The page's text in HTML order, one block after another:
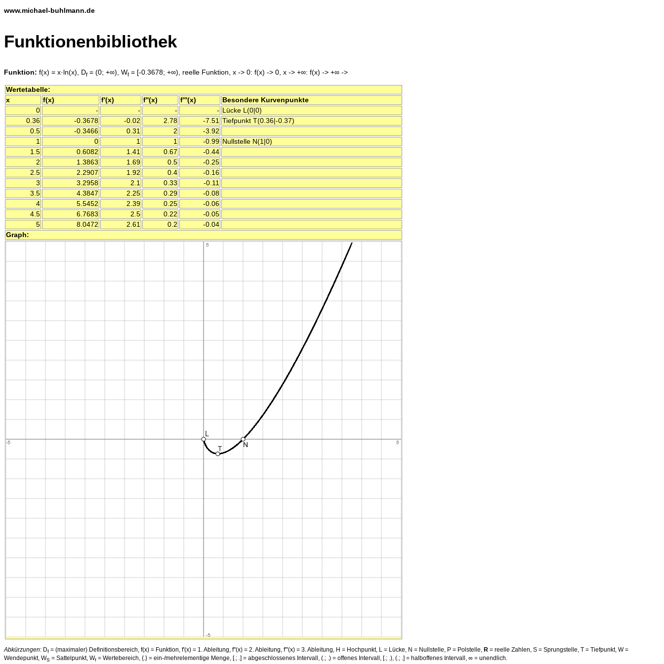
www.michael-buhlmann.de
Funktionenbibliothek
Funktion: f(x) = x·ln(x), Df = (0; +∞), Wf = [-0.3678; +∞), reelle Funktion, x -> 0: f(x) -> 0, x -> +∞: f(x) -> +∞ ->
Wertetabelle:
x
f(x) f'(x) f''(x) f'''(x)
Besondere Kurvenpunkte
0
- - - - Lücke L(0|0)
0.36
-0.3678 -0.02 2.78 -7.51 Tiefpunkt T(0.36|-0.37)
0.5
-0.3466 0.31 2
-3.92
1
0 1 1 -0.99 Nullstelle N(1|0)
1.5
0.6082 1.41 0.67
-0.44
2
1.3863 1.69 0.5
-0.25
2.5
2.2907 1.92 0.4
-0.16
3
3.2958 2.1 0.33
-0.11
3.5
4.3847 2.25 0.29
-0.08
4
5.5452 2.39 0.25
-0.06
4.5
6.7683 2.5 0.22
-0.05
5
8.0472 2.61 0.2
-0.04
Graph:
Abkürzungen: Df = (maximaler) Definitionsbereich, f(x) = Funktion, f'(x) = 1. Ableitung, f''(x) = 2. Ableitung, f'''(x) = 3. Ableitung, H = Hochpunkt, L = Lücke, N = Nullstelle, P = Polstelle, R = reelle Zahlen, S = Sprungstelle, T = Tiefpunkt, W =
Wendepunkt, WS = Sattelpunkt, Wf = Wertebereich, {.} = ein-/mehrelementige Menge, [.; .] = abgeschlossenes Intervall, (.; .) = offenes Intervall, [.; .), (.; .] = halboffenes Intervall, ∞ = unendlich.